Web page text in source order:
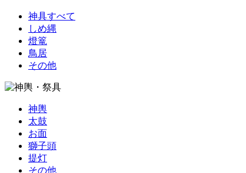
神具すべて
しめ縄
燈篭
鳥居
その他
神輿
太鼓
お面
獅子頭
提灯
その他